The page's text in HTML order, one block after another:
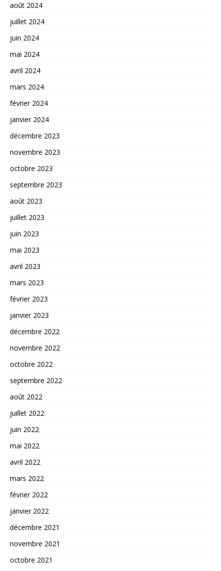
août 2024
juillet 2024
juin 2024
mai 2024
avril 2024
mars 2024
février 2024
janvier 2024
décembre 2023
novembre 2023
octobre 2023
septembre 2023
août 2023
juillet 2023
juin 2023
mai 2023
avril 2023
mars 2023
février 2023
janvier 2023
décembre 2022
novembre 2022
octobre 2022
septembre 2022
août 2022
juillet 2022
juin 2022
mai 2022
avril 2022
mars 2022
février 2022
janvier 2022
décembre 2021
novembre 2021
octobre 2021